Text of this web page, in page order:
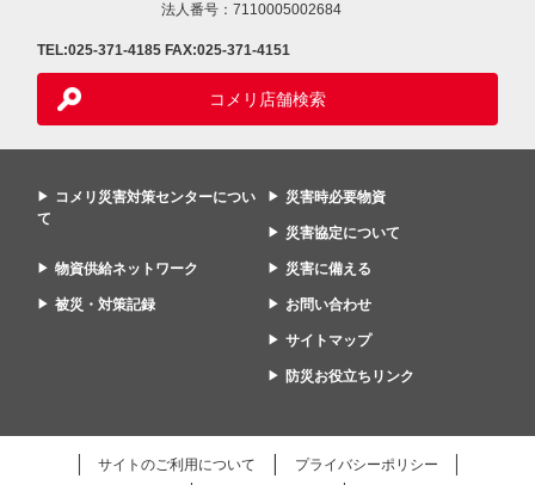
法人番号：7110005002684
TEL:025-371-4185 FAX:025-371-4151
コメリ店舗検索
コメリ災害対策センターについ
て
災害時必要物資
災害協定について
物資供給ネットワーク
被災・対策記録
災害に備える
お問い合わせ
サイトマップ
防災お役立ちリンク
サイトのご利用について プライバシーポリシー